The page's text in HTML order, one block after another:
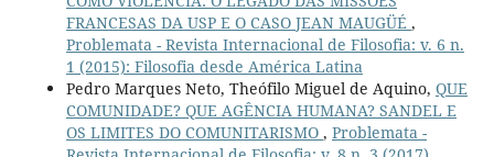
FRANCESAS DA USP E O CASO JEAN MAUGÜÉ ,
Problemata - Revista Internacional de Filosofia: v. 6 n.
1 (2015): Filosofia desde América Latina
Pedro Marques Neto, Theófilo Miguel de Aquino, QUE
COMUNIDADE? QUE AGÊNCIA HUMANA? SANDEL E
OS LIMITES DO COMUNITARISMO , Problemata -